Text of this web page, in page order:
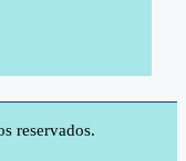
reservados.